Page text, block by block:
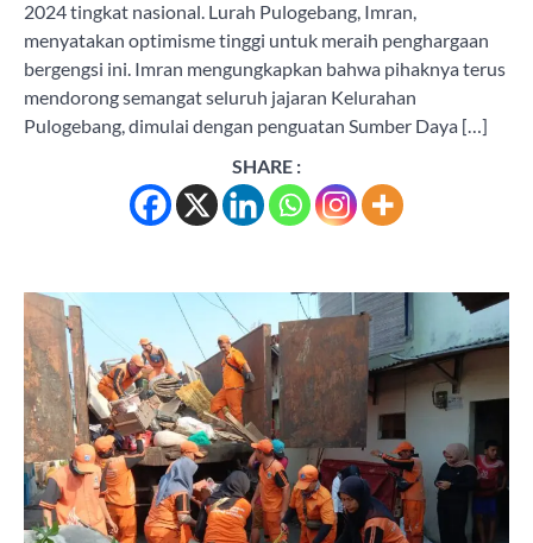
2024 tingkat nasional. Lurah Pulogebang, Imran,
menyatakan optimisme tinggi untuk meraih penghargaan
bergengsi ini. Imran mengungkapkan bahwa pihaknya terus
mendorong semangat seluruh jajaran Kelurahan
Pulogebang, dimulai dengan penguatan Sumber Daya […]
SHARE :